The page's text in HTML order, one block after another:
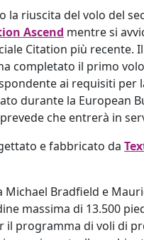
la riuscita del volo del
Ascend mentre si
Citation più recente.
completato il primo
ai requisiti per
durante la European
che entrerà in
e fabbricato da
Bradfield e
massima di 13.500
il programma di voli di